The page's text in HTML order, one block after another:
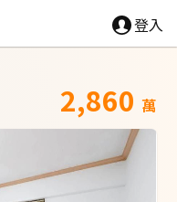
登入
2,860 萬